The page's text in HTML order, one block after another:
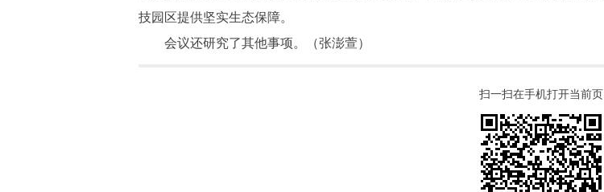
技园区提供坚实生态保障。
会议还研究了其他事项。（张澎萱）
扫一扫在手机打开当前页